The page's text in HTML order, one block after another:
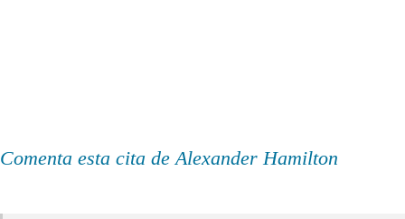
Comenta esta cita de Alexander Hamilton